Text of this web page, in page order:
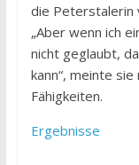
die Peterstalerin
„Aber wenn ich
nicht geglaubt,
kann“, meinte
Fähigkeiten.
Ergebnisse